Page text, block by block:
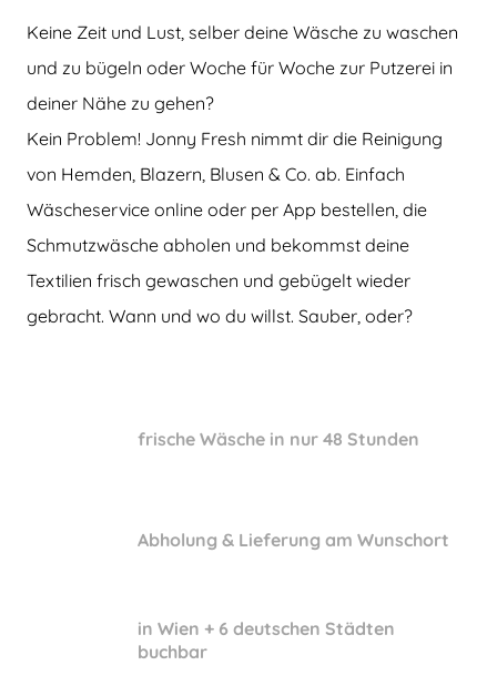
Keine Zeit und Lust, selber deine Wäsche zu waschen
und zu bügeln oder Woche für Woche zur Putzerei in
deiner Nähe zu gehen?
Kein Problem! Jonny Fresh nimmt dir die Reinigung
von Hemden, Blazern, Blusen & Co. ab. Einfach
Wäscheservice online oder per App bestellen, die
Schmutzwäsche abholen und bekommst deine
Textilien frisch gewaschen und gebügelt wieder
gebracht. Wann und wo du willst. Sauber, oder?
frische Wäsche in nur 48 Stunden
Abholung & Lieferung am Wunschort
in Wien + 6 deutschen Städten
buchbar